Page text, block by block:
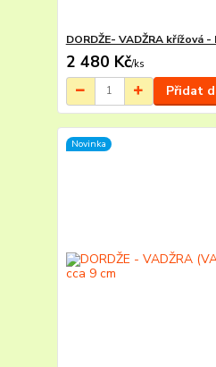
DORDŽE- VADŽRA křížová
2 480 Kč/ks
Přidat
Novinka